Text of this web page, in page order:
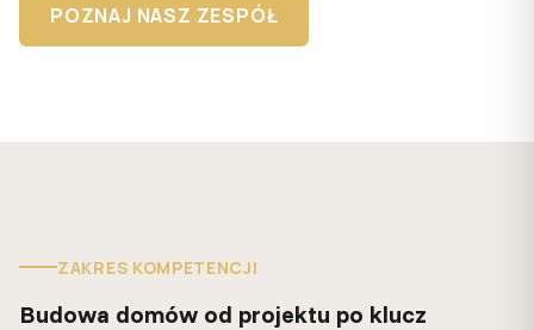
POZNAJ NASZ ZESPÓŁ
ZAKRES KOMPETENCJI
Budowa domów od projektu po klucz